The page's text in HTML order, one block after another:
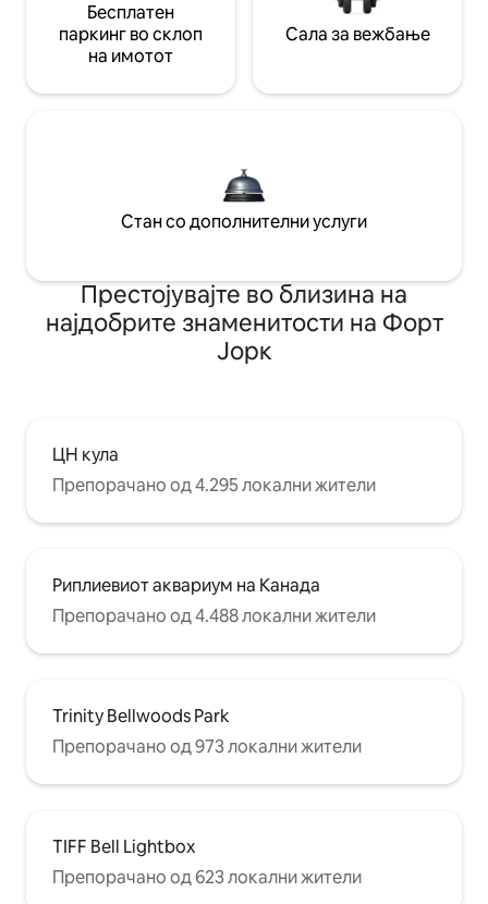
Бесплатен
паркинг во склоп
на имотот
Сала за вежбање
Стан со дополнителни услуги
Престојувајте во близина на
најдобрите знаменитости на Форт
Јорк
ЦН кула
Препорачано од 4.295 локални жители
Риплиевиот аквариум на Канада
Препорачано од 4.488 локални жители
Trinity Bellwoods Park
Препорачано од 973 локални жители
TIFF Bell Lightbox
Препорачано од 623 локални жители